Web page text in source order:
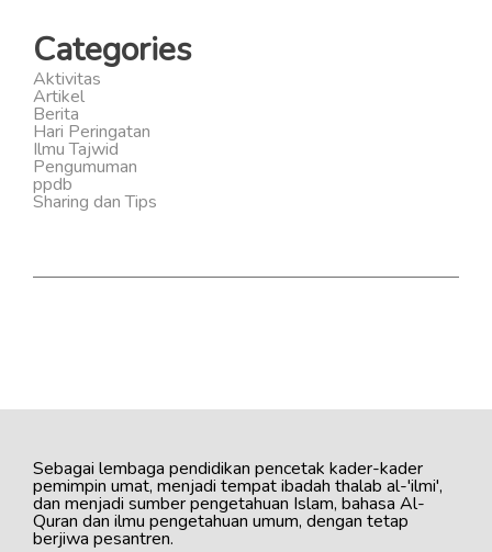
Categories
Aktivitas
Artikel
Berita
Hari Peringatan
Ilmu Tajwid
Pengumuman
ppdb
Sharing dan Tips
Sebagai lembaga pendidikan pencetak kader-kader
pemimpin umat, menjadi tempat ibadah thalab al-'ilmi',
dan menjadi sumber pengetahuan Islam, bahasa Al-
Quran dan ilmu pengetahuan umum, dengan tetap
berjiwa pesantren.